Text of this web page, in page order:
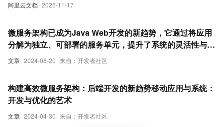
阿里云文档 2025-11-17
文章 2024-08-20 来自：开发者社区
微服务架构已成为Java Web开发的新趋势，它通过将应用
分解为独立、可部署的服务单元，提升了系统的灵活性与可
维护性。
文章 2024-04-30 来自：开发者社区
构建高效微服务架构：后端开发的新趋势移动应用与系统：
开发与优化的艺术